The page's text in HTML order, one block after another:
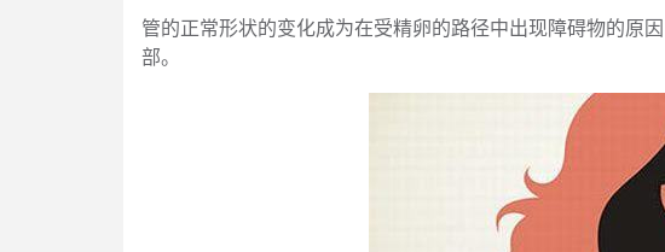
管的正常形状的变化成为在受精卵的路径中出现障碍物的原
部。